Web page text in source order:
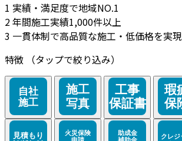
1 実績・満足度で地域NO.1
2年間施工実績1,000件以上
3 一貫体制で高品質な施工・低価格を実現
特徴
（タップで絞り込み）